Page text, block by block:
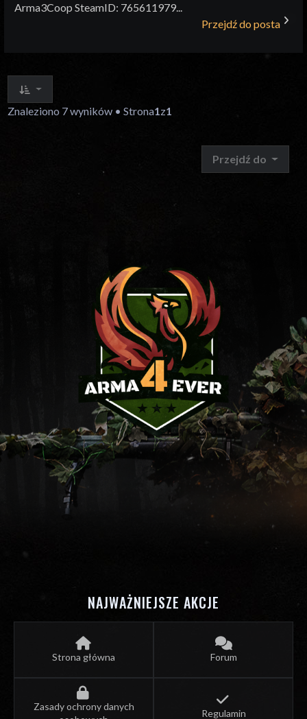
Arma3Coop SteamID: 765611979...
Przejdź do posta
Znaleziono 7 wyników • Strona1z1
Przejdź do
NAJWAŻNIEJSZE AKCJE
Strona główna Forum
Zasady ochrony danych
Regulamin